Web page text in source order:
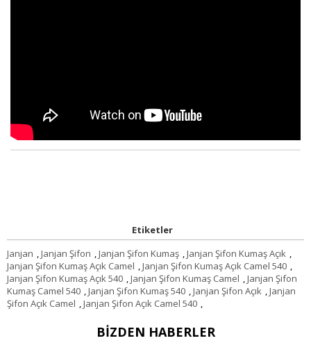
Etiketler
Janjan ,Janjan Şifon ,Janjan Şifon Kumaş ,Janjan Şifon Kumaş Açık ,
Janjan Şifon Kumaş Açık Camel ,Janjan Şifon Kumaş Açık Camel 540 ,
Janjan Şifon Kumaş Açık 540 ,Janjan Şifon Kumaş Camel ,Janjan Şifon
Kumaş Camel 540 ,Janjan Şifon Kumaş 540 ,Janjan Şifon Açık ,Janjan
Şifon Açık Camel ,Janjan Şifon Açık Camel 540 ,
BIZDEN HABERLER